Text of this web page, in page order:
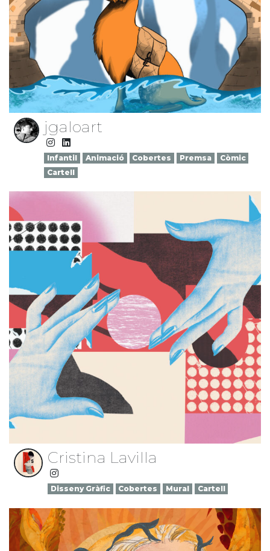
jgaloart
Infantil Animació Cobertes Premsa
Còmic
Cartell
Cristina Lavilla
Disseny Gràfic Cobertes Mural Cartell